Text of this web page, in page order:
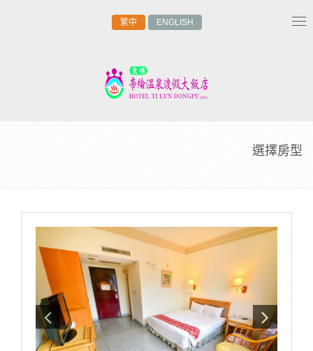
繁中 ENGLISH
選擇房型